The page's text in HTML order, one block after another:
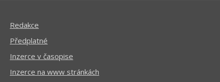
Redakce
Předplatné
Inzerce v časopise
Inzerce na www stránkách